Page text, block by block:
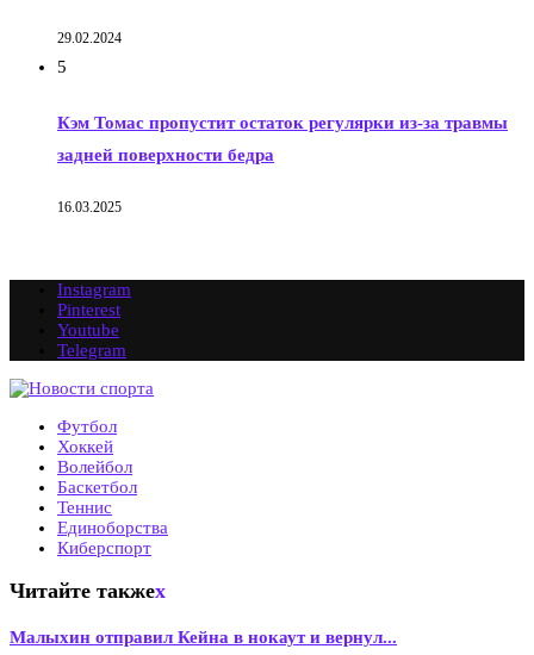
29.02.2024
5
Кэм Томас пропустит остаток регулярки из-за травмы
задней поверхности бедра
16.03.2025
Instagram
Pinterest
Youtube
Telegram
Футбол
Хоккей
Волейбол
Баскетбол
Теннис
Единоборства
Киберспорт
Читайте такжеx
Малыхин отправил Кейна в нокаут и вернул...